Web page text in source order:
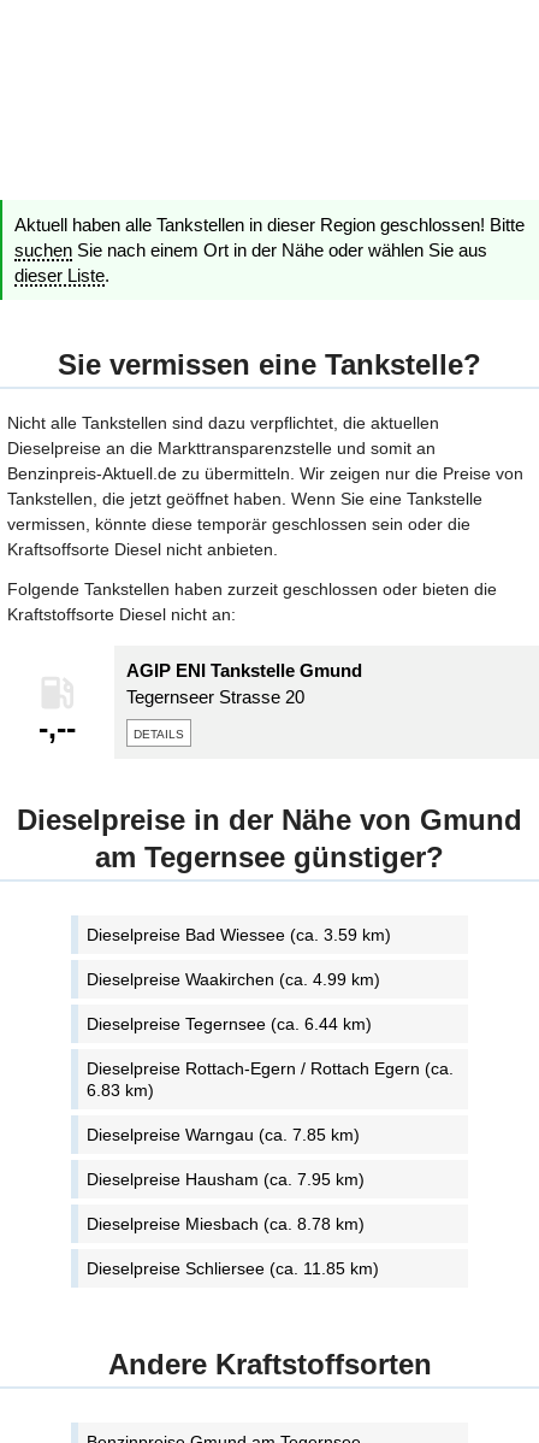
Aktuell haben alle Tankstellen in dieser Region geschlossen! Bitte
suchen Sie nach einem Ort in der Nähe oder wählen Sie aus
dieser Liste.
Sie vermissen eine Tankstelle?
Nicht alle Tankstellen sind dazu verpflichtet, die aktuellen
Dieselpreise an die Markttransparenzstelle und somit an
Benzinpreis-Aktuell.de zu übermitteln. Wir zeigen nur die Preise von
Tankstellen, die jetzt geöffnet haben. Wenn Sie eine Tankstelle
vermissen, könnte diese temporär geschlossen sein oder die
Kraftsoffsorte Diesel nicht anbieten.
Folgende Tankstellen haben zurzeit geschlossen oder bieten die
Kraftstoffsorte Diesel nicht an:
-,--
AGIP ENI Tankstelle Gmund
Tegernseer Strasse 20
details
Dieselpreise in der Nähe von Gmund
am Tegernsee günstiger?
Dieselpreise Bad Wiessee (ca. 3.59 km)
Dieselpreise Waakirchen (ca. 4.99 km)
Dieselpreise Tegernsee (ca. 6.44 km)
Dieselpreise Rottach-Egern / Rottach Egern (ca.
6.83 km)
Dieselpreise Warngau (ca. 7.85 km)
Dieselpreise Hausham (ca. 7.95 km)
Dieselpreise Miesbach (ca. 8.78 km)
Dieselpreise Schliersee (ca. 11.85 km)
Andere Kraftstoffsorten